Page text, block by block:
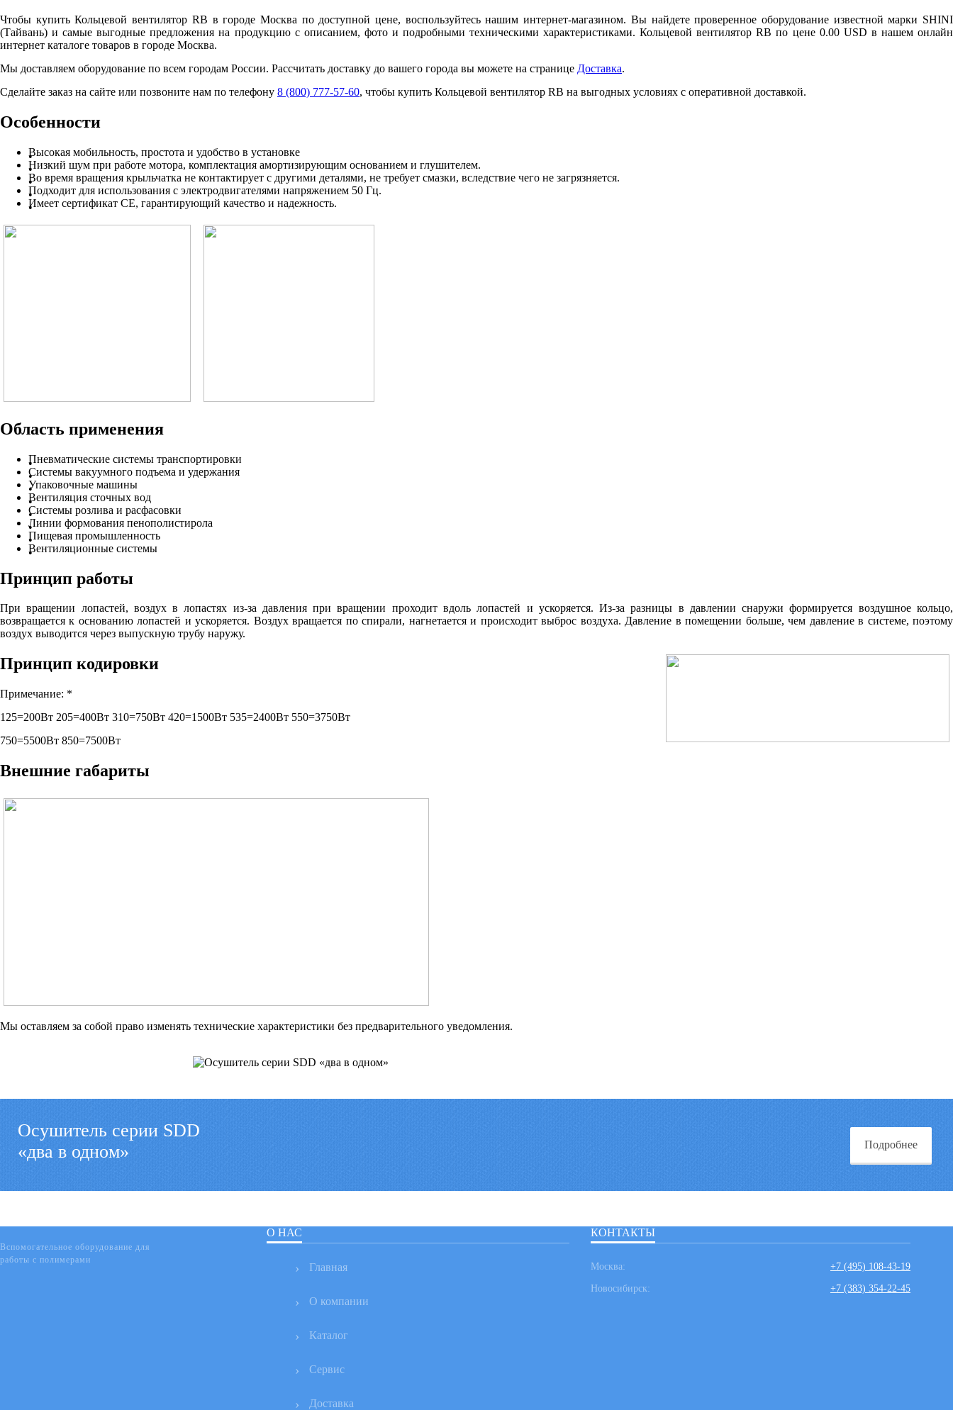
Чтобы купить Кольцевой вентилятор RB в городе Москва по доступной цене, воспользуйтесь нашим интернет-магазином. Вы найдете проверенное оборудование известной марки SHINI
(Тайвань) и самые выгодные предложения на продукцию с описанием, фото и подробными техническими характеристиками. Кольцевой вентилятор RB по цене 0.00 USD в нашем онлайн
интернет каталоге товаров в городе Москва.
Мы доставляем оборудование по всем городам России. Рассчитать доставку до вашего города вы можете на странице Доставка.
Сделайте заказ на сайте или позвоните нам по телефону 8 (800) 777-57-60, чтобы купить Кольцевой вентилятор RB на выгодных условиях с оперативной доставкой.
Особенности
Высокая мобильность, простота и удобство в установке
Низкий шум при работе мотора, комплектация амортизирующим основанием и глушителем.
Во время вращения крыльчатка не контактирует с другими деталями, не требует смазки, вследствие чего не загрязняется.
Подходит для использования с электродвигателями напряжением 50 Гц.
Имеет сертификат CE, гарантирующий качество и надежность.
Область применения
Пневматические системы транспортировки
Системы вакуумного подъема и удержания
Упаковочные машины
Вентиляция сточных вод
Системы розлива и расфасовки
Линии формования пенополистирола
Пищевая промышленность
Вентиляционные системы
Принцип работы
При вращении лопастей, воздух в лопастях из-за давления при вращении проходит вдоль лопастей и ускоряется. Из-за разницы в давлении снаружи формируется воздушное кольцо,
возвращается к основанию лопастей и ускоряется. Воздух вращается по спирали, нагнетается и происходит выброс воздуха. Давление в помещении больше, чем давление в системе, поэтому
воздух выводится через выпускную трубу наружу.
Принцип кодировки
Примечание: *
125=200Вт 205=400Вт 310=750Вт 420=1500Вт 535=2400Вт 550=3750Вт
750=5500Вт 850=7500Вт
Внешние габариты
Мы оставляем за собой право изменять технические характеристики без предварительного уведомления.
Осушитель серии SDD
«два в одном»
Подробнее
Вспомогательное оборудование для
работы с полимерами
О НАС
Главная
О компании
Каталог
Сервис
Доставка
КОНТАКТЫ
Москва: +7 (495) 108-43-19
Новосибирск: +7 (383) 354-22-45